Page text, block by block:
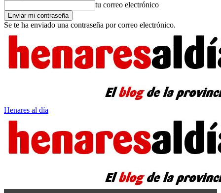
tu correo electrónico
Se te ha enviado una contraseña por correo electrónico.
Henares al día